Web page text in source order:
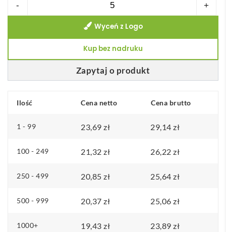
-
BeTime
+
Zapytaj o produkt
Wyceń z Logo
Kup bez nadruku
Ilość Cena netto Cena brutto
1 - 99 23,69 zł 29,14 zł
100 - 249 21,32 zł 26,22 zł
250 - 499 20,85 zł 25,64 zł
500 - 999 20,37 zł 25,06 zł
1000+ 19,43 zł 23,89 zł